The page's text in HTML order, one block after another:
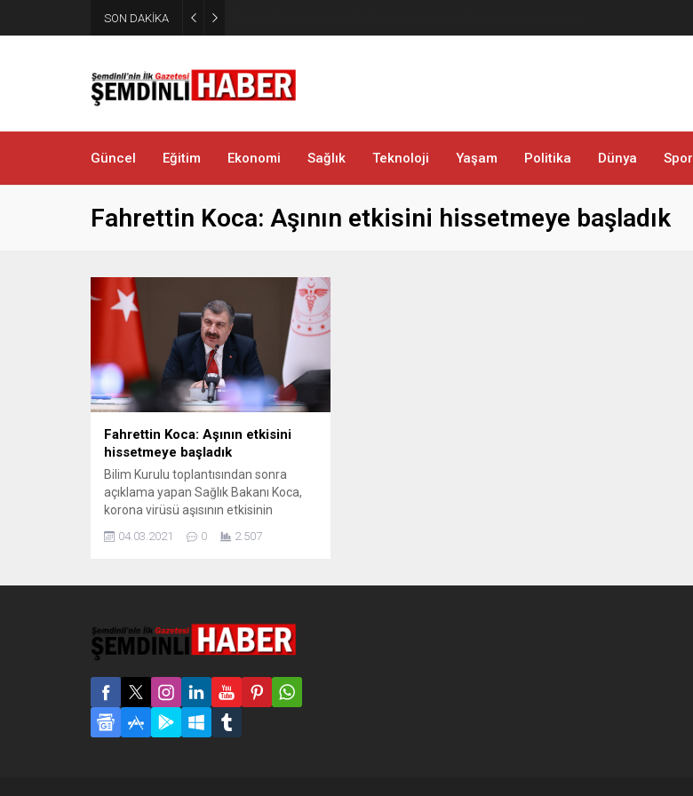
SON DAKİKA
Güncel Eğitim Ekonomi Sağlık Teknoloji Yaşam Politika Dünya Spor
Fahrettin Koca: Aşının etkisini hissetmeye başladık
Fahrettin Koca: Aşının etkisini
hissetmeye başladık
Bilim Kurulu toplantısından sonra
açıklama yapan Sağlık Bakanı Koca,
korona virüsü aşısının etkisinin
etkililiği yüzde 83,5 olarak
kullandı. Sağlık Bakanı Fahrettin Koca,
Koronavirüs Bilim Kurulu toplantısının
Korona...
04.03.2021 0 2.507